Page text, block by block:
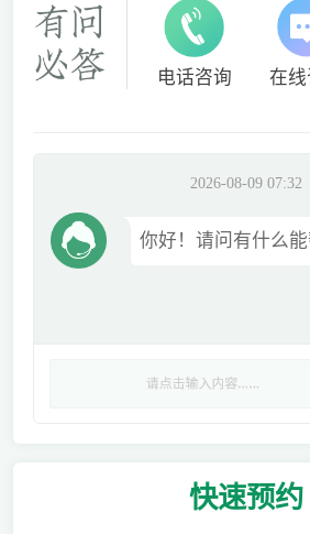
电话咨询 在
2026-08-09 07:32
你好！请问有什么能
快速预约